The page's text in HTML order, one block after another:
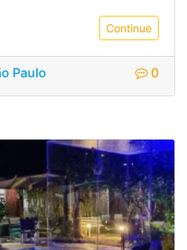
Continue
Paulo 0